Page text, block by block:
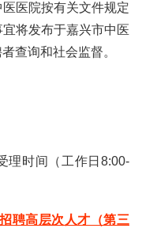
医医院按有关文件规定
将发布于嘉兴市中医
查询和社会监督。
理时间（工作日8:00-
聘高层次人才（第三